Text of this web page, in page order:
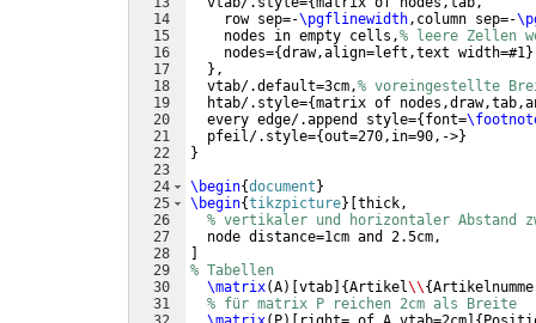
14
15
16
17
18
19
20
21
22
23
24
25
26
27
28
29
30
31
    row sep=-
\pgflinewidth,column sep=-
    nodes in empty cells,
% leere Zellen
    nodes=
{draw,align=left,text width=#1}
} ,
  vtab/.default=3cm,
% voreingestellte
  htab/.style=
{matrix of
  every edge/.append style=
{ font=
  pfeil/.style=
{out=270,in=90,->}
}
\begin{document }
\begin{tikzpicture} thick,
% vertikaler und horizontaler Abstand
  node distance=1cm and 2.5cm,
% Tabellen
\matrix(A) vtab {Artikel\\{
% für matrix P reichen 2cm als Breite